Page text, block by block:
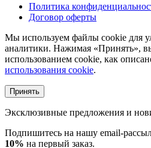
Политика
Договор оферты
Мы используем файлы cookie для
аналитики. Нажимая «Принять»,
использованием cookie, как
использования cookie.
Принять
Эксклюзивные предложения и
Подпишитесь на нашу email-
10% на первый заказ.